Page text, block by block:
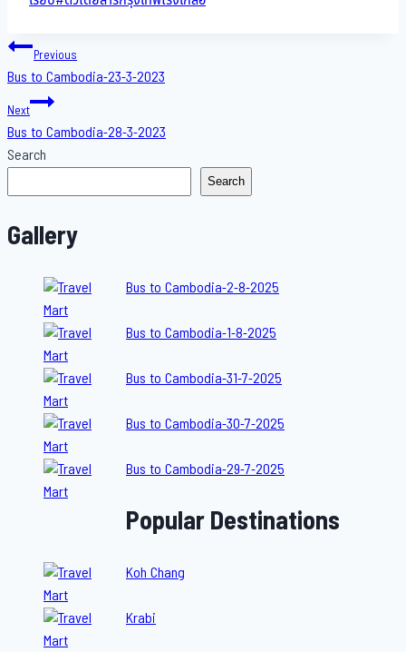
Post
navigation
Previous
Bus to Cambodia-23-3-2023
Next
Bus to Cambodia-28-3-2023
Search
Search
Gallery
Bus to Cambodia-2-8-2025
Bus to Cambodia-1-8-2025
Bus to Cambodia-31-7-2025
Bus to Cambodia-30-7-2025
Bus to Cambodia-29-7-2025
Popular Destinations
Koh Chang
Krabi